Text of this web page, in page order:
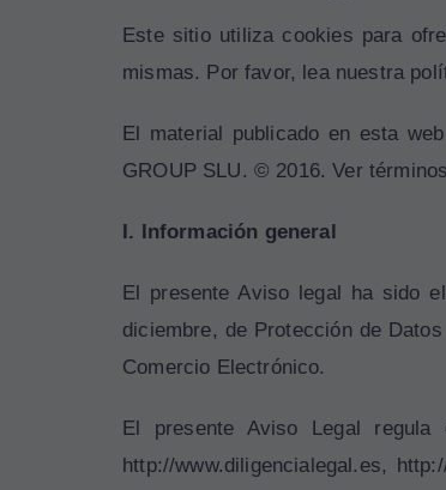
Este sitio utiliza cookies para
mismas. Por favor, lea nuestra
El material publicado en esta
GROUP SLU. © 2016. Ver
I. Información general
El presente Aviso legal ha sido
diciembre, de Protección de
Comercio Electrónico.
El presente Aviso Legal
http://www.diligencialegal.es,